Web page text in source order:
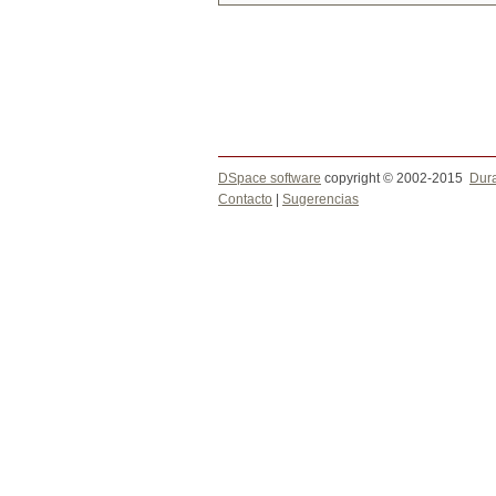
DSpace software copyright © 2002-2015
Contacto
Sugerencias